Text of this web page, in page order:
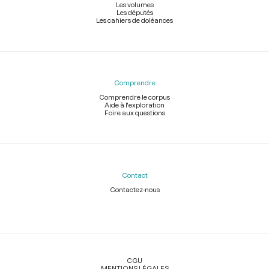
Les volumes
Les députés
Les cahiers de doléances
Comprendre
Comprendre le corpus
Aide à l'exploration
Foire aux questions
Contact
Contactez-nous
Légal
CGU